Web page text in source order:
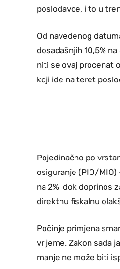
poslodavce, i to u
Od navedenog
dosadašnjih 10,5%
niti se ovaj procenat
koji ide na teret
Pojedinačno po
osiguranje (PIO/MIO)
na 2%, dok doprinos
direktnu fiskalnu
Počinje primjena
vrijeme. Zakon sada
manje ne može biti